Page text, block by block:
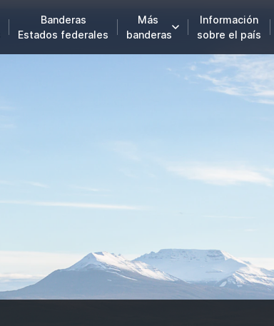
Banderas
Estados federales
Más
banderas
Información
sobre el país